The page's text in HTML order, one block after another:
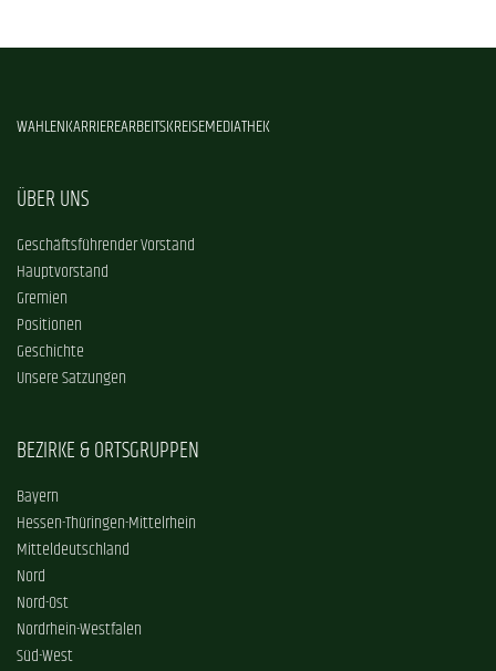
WAHLENKARRIEREARBEITSKREISEMEDIATHEK
ÜBER UNS
Geschäftsführender Vorstand
Hauptvorstand
Gremien
Positionen
Geschichte
Unsere Satzungen
BEZIRKE & ORTSGRUPPEN
Bayern
Hessen-Thüringen-Mittelrhein
Mitteldeutschland
Nord
Nord-Ost
Nordrhein-Westfalen
Süd-West